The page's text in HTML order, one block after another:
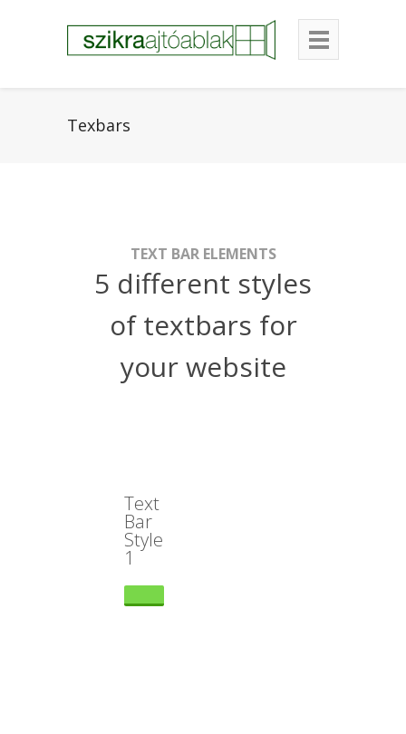
Texbars
TEXT BAR ELEMENTS
5 different styles
of textbars for
your website
Text
Bar
Style
1